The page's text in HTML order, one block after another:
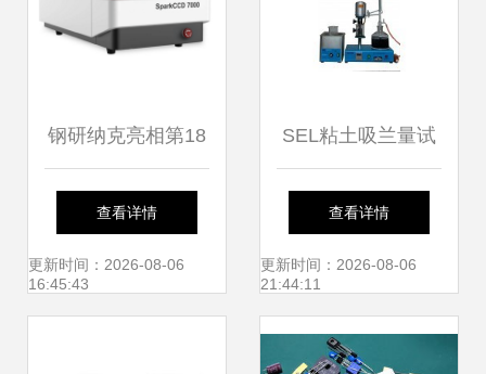
钢研纳克亮相第18
届烟台国际装备制
造业博览会 以实验
查看详情
更新时间：2026-08-06
16:45:43
SEL粘土吸兰量试
验仪 济南金光仪器
设备制造厂——实
验分析仪器制造的
查看详情
更新时间：2026-08-06
21:44:11